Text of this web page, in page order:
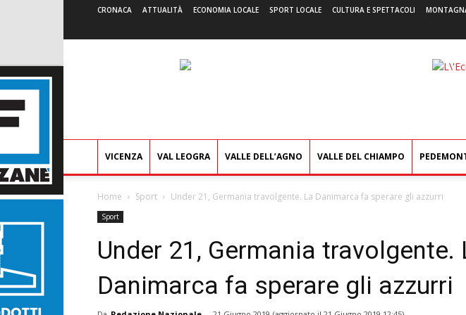
CRONACA ATTUALITÀ ECONOMIA LOCALE SPORT LOCALE CULTURA E SPETTACOLI
VICENZA VAL LEOGRA VALLE DELL’AGNO VALLE DEL CHIAMPO
Home Sport Under 21, Germania travolgente. La Danimarca fa sperare gli azzurri
Sport
Under 21, Germania travolgente.
Danimarca fa sperare gli azzurri